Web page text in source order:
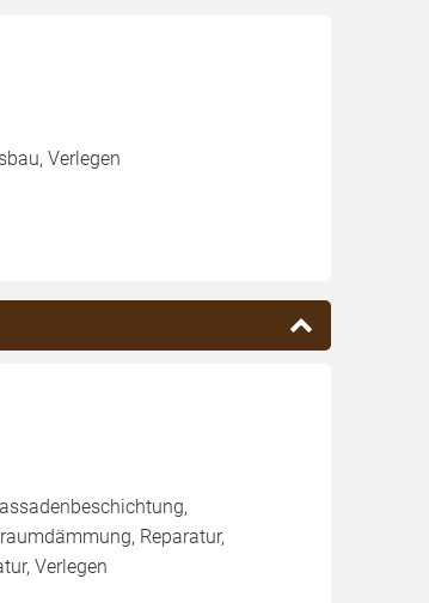
Verlegen
Reparatur,
Verlegen